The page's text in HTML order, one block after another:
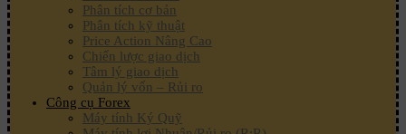
Phân tích cơ bản
Phân tích kỹ thuật
Price Action Nâng Cao
Chiến lược giao dịch
Tâm lý giao dịch
Quản lý vốn – Rủi ro
Công cụ Forex
Máy tính Ký Quỹ